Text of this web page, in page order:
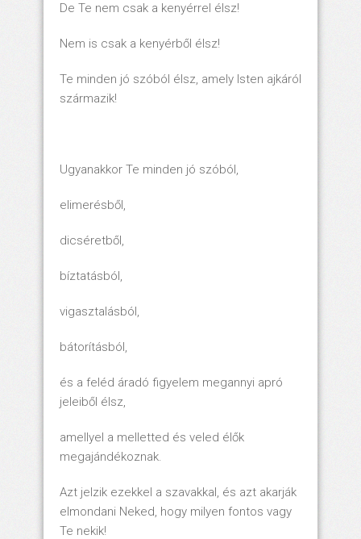
De Te nem csak a kenyérrel élsz!
Nem is csak a kenyérből élsz!
Te minden jó szóból élsz, amely Isten ajkáról
származik!
Ugyanakkor Te minden jó szóból,
elimerésből,
dicséretből,
bíztatásból,
vigasztalásból,
bátorításból,
és a feléd áradó figyelem megannyi apró
jeleiből élsz,
amellyel a melletted és veled élők
megajándékoznak.
Azt jelzik ezekkel a szavakkal, és azt akarják
elmondani Neked, hogy milyen fontos vagy
Te nekik!